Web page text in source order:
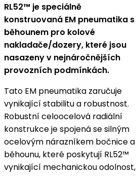
RL52™ je speciálně
konstruovaná EM pneumatika s
běhounem pro kolové
nakladače/dozery, které jsou
nasazeny v nejnáročnějších
provozních podmínkách.
Tato EM pneumatika zaručuje
vynikající stabilitu a robustnost.
Robustní celoocelová radiální
konstrukce je spojená se silným
ocelovým nárazníkem bočnice a
běhounu, které poskytují RL52™
vynikající mechanickou odolnost,